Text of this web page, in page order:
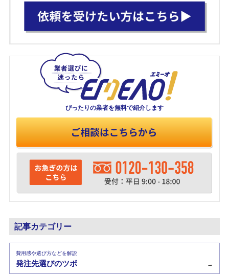
ぴったりの業者を無料で紹介します
記事カテゴリー
費用感や選び方などを解説
発注先選びのツボ →